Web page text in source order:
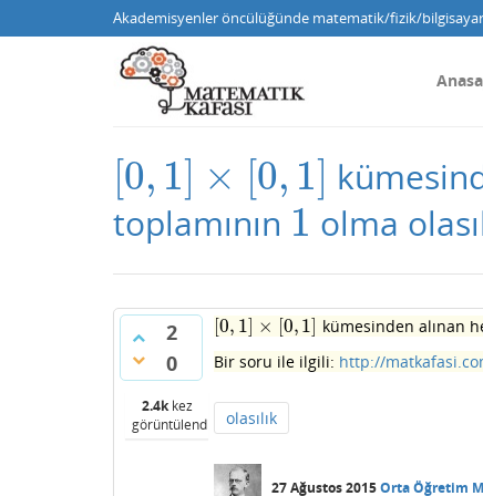
Akademisyenler öncülüğünde matematik/fizik/
[0, 1] × [0, 1]
0,1] [0, ]
toplamının 1
1 olma
2
0
2.4kkez
görüntülendi
[0, 1] × [0,1]
0,1]× 0, ] kümesinden alınan
Bir soru ile ilgili: http://
olasılık
27 Ağustos 2015Orta Öğretim